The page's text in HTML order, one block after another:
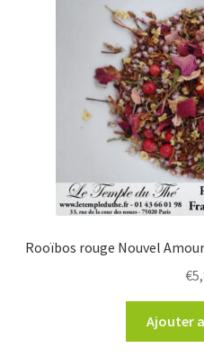
Rooïbos rouge Nouvel
€
Ajouter